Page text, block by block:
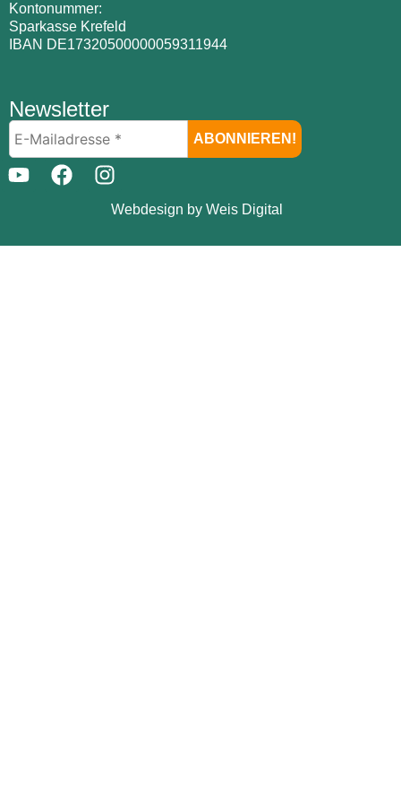
Kontonummer:
Sparkasse Krefeld
IBAN DE17320500000059311944
Newsletter
Webdesign by Weis Digital